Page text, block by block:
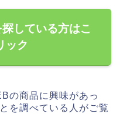
している方はこ
ック
の商品に興味があっ
を調べている人がご覧